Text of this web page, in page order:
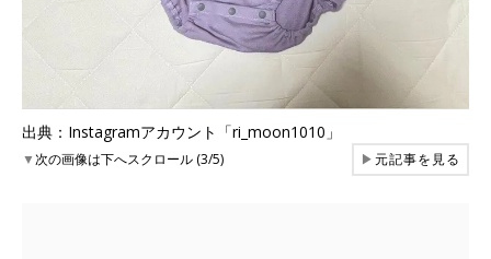
出典：Instagramアカウント「ri_moon1010」
▼次の画像は下へスクロール (3/5) ▶元記事を見る